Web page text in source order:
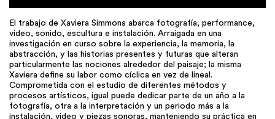
El trabajo de Xaviera Simmons abarca fotografía, performance,
video, sonido, escultura e instalación. Arraigada en una
investigación en curso sobre la experiencia, la memoria, la
abstracción, y las historias presentes y futuras que alteran
particularmente las nociones alrededor del paisaje; la misma
Xaviera define su labor como cíclica en vez de lineal.
Comprometida con el estudio de diferentes métodos y
procesos artísticos, igual puede dedicar parte de un año a la
fotografía, otra a la interpretación y un periodo más a la
instalación, video y piezas sonoras, manteniendo su práctica en